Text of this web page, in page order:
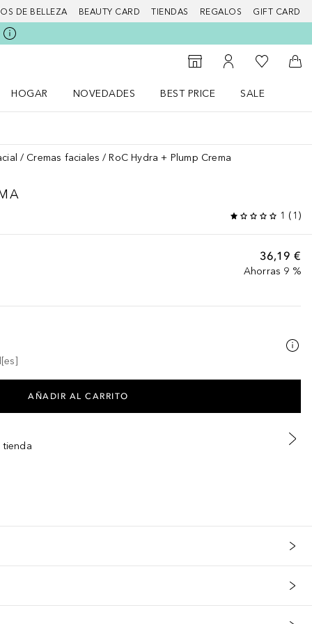
DE BELLEZA BEAUTY CARD TIENDAS REGALOS GIFT CARD
Al Storefinder
Mi cuenta
Mi lista de
A
HOGAR
NOVEDADES
BEST PRICE
SALE
Cremas faciales RoC Hydra + Plump Crema
1 ( 1 )
36,19 €
Ahorras 9 %
AÑADIR AL CARRITO
tienda